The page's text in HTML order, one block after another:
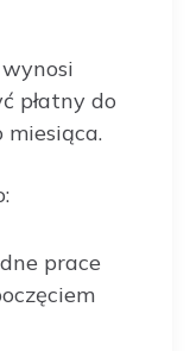
wynosi
płatny do
miesiąca.
prace